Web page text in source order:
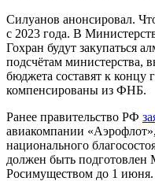
Силуанов анонсировал.
с 2023 года. В
Гохран будут закупаться
подсчётам министерства,
бюджета составят к концу
компенсированы из ФНБ.
Ранее правительство РФ
авиакомпании
национального
должен быть
Росимуществом до 1 июня.